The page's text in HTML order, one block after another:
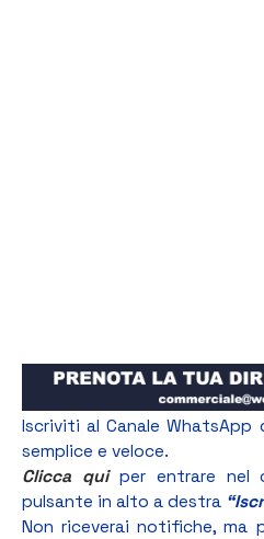
Iscriviti al Canale WhatsApp
semplice e veloce.
Clicca quiper entrare nel
pulsante in alto a destra
Non riceverai notifiche, ma